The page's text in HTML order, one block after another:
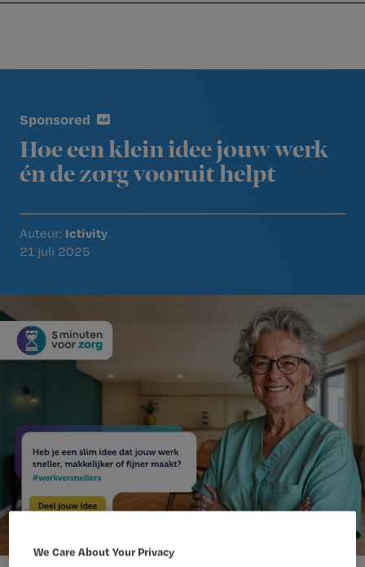
navigation
content
Nursing
Sponsored
Hoe een klein idee jouw werk
én de zorg vooruit helpt
Auteur: Ictivity
21 juli 2025
We Care About Your Privacy